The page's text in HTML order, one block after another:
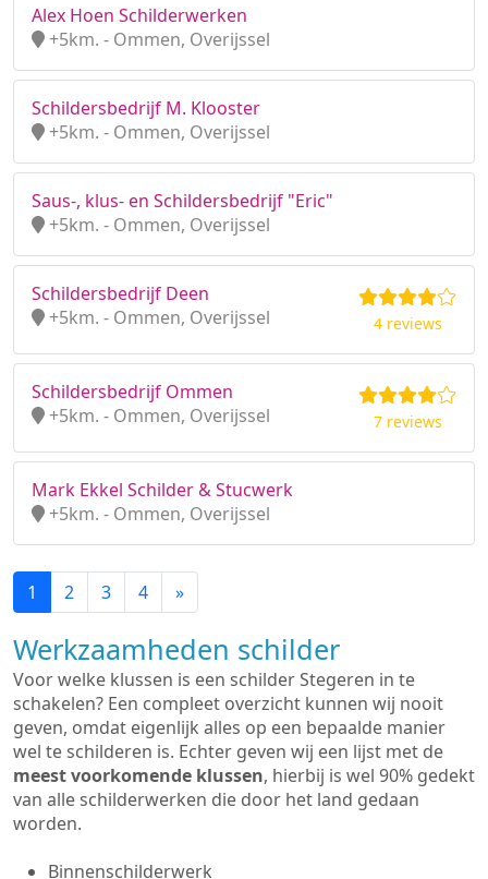
Alex Hoen Schilderwerken
+5km. - Ommen, Overijssel
Schildersbedrijf M. Klooster
+5km. - Ommen, Overijssel
Saus-, klus- en Schildersbedrijf "Eric"
+5km. - Ommen, Overijssel
Schildersbedrijf Deen
+5km. - Ommen, Overijssel
4 reviews
Schildersbedrijf Ommen
+5km. - Ommen, Overijssel
7 reviews
Mark Ekkel Schilder & Stucwerk
+5km. - Ommen, Overijssel
1 2 3 4 »
Werkzaamheden schilder
Voor welke klussen is een schilder Stegeren in te
schakelen? Een compleet overzicht kunnen wij nooit
geven, omdat eigenlijk alles op een bepaalde manier
wel te schilderen is. Echter geven wij een lijst met de
meest voorkomende klussen, hierbij is wel 90% gedekt
van alle schilderwerken die door het land gedaan
worden.
Binnenschilderwerk